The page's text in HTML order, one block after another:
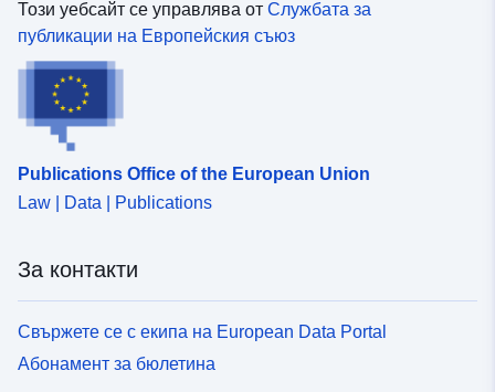
Този уебсайт се управлява от Службата за
публикации на Европейския съюз
Publications Office of the European Union
Law | Data | Publications
За контакти
Свържете се с екипа на European Data Portal
Абонамент за бюлетина